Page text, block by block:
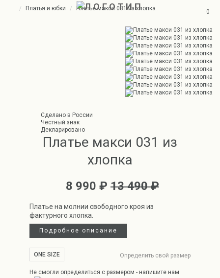
0
Платья и юбки Платье макси 031 из хлопка
Сделано в России
Честный знак
Декларировано
Платье макси 031 из
хлопка
8 990 ₽ 13 490 ₽
Платье на молнии свободного кроя из
фактурного хлопка.
Подробное описание
ONE SIZE Определить свой размер
Не смогли определиться с размером - напишите нам